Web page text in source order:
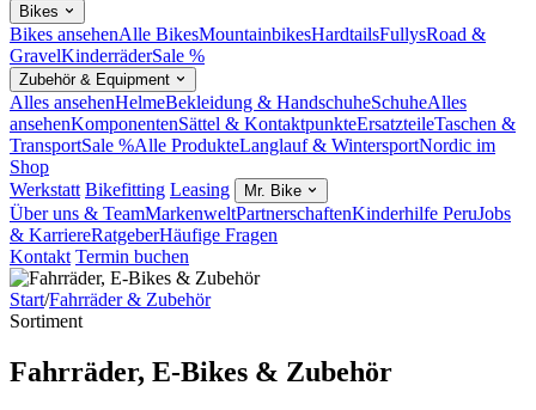
Bikes
Bikes ansehenAlle BikesMountainbikesHardtailsFullysRoad &
GravelKinderräderSale %
Zubehör & Equipment
Alles ansehenHelmeBekleidung & HandschuheSchuheAlles
ansehenKomponentenSättel & KontaktpunkteErsatzteileTaschen &
TransportSale %Alle ProdukteLanglauf & WintersportNordic im
Shop
Werkstatt Bikefitting Leasing Mr. Bike
Über uns & TeamMarkenweltPartnerschaftenKinderhilfe PeruJobs
& KarriereRatgeberHäufige Fragen
Kontakt Termin buchen
Start/Fahrräder & Zubehör
Sortiment
Fahrräder, E-Bikes & Zubehör